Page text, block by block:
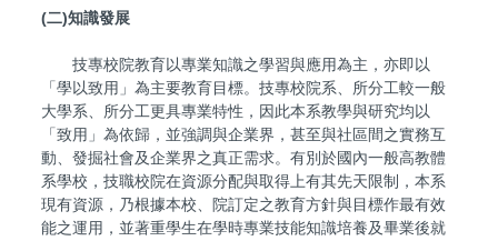
(二)知識發展
技專校院教育以專業知識之學習與應用為主，亦即以
「學以致用」為主要教育目標。技專校院系、所分工較一般
大學系、所分工更具專業特性，因此本系教學與研究均以
「致用」為依歸，並強調與企業界，甚至與社區間之實務互
動、發掘社會及企業界之真正需求。有別於國內一般高教體
系學校，技職校院在資源分配與取得上有其先天限制，本系
現有資源，乃根據本校、院訂定之教育方針與目標作最有效
能之運用，並著重學生在學時專業技能知識培養及畢業後就